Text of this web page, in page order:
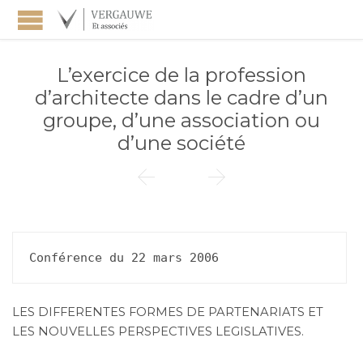
L’exercice de la profession
d’architecte dans le cadre d’un
groupe, d’une association ou
d’une société
 
Conférence du 22 mars 2006
LES DIFFERENTES FORMES DE PARTENARIATS ET
LES NOUVELLES PERSPECTIVES LEGISLATIVES.